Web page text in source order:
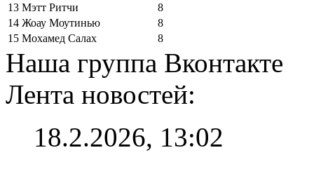
13 Мэтт Ритчи
8
14 Жоау Моутинью
8
15 Мохамед Салах 8
Наша группа Вконтакте
Лента новостей:
18.2.2026, 13:02